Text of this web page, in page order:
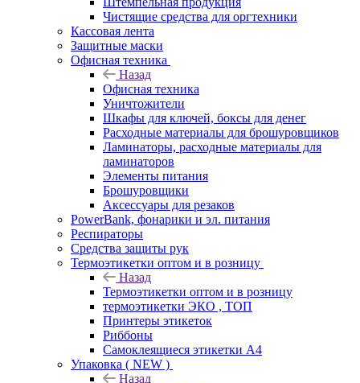
Чистящие средства для оргтехники
Кассовая лента
Защитные маски
Офисная техника
Назад
Офисная техника
Уничтожители
Шкафы для ключей, боксы для денег
Расходные материалы для брошуровщиков
Ламинаторы, расходные материалы для
ламинаторов
Элементы питания
Брошуровщики
Аксессуары для резаков
PowerBank, фонарики и эл. питания
Респираторы
Средства защиты рук
Термоэтикетки оптом и в розницу
Назад
Термоэтикетки оптом и в розницу
термоэтикетки ЭКО , ТОП
Принтеры этикеток
Риббоны
Самоклеящиеся этикетки А4
Упаковка ( NEW )
Назад